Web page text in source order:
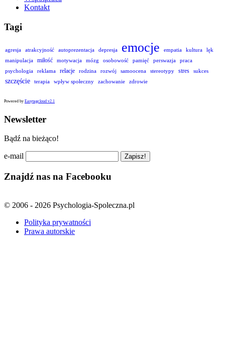
Kontakt
Tagi
agresja atrakcyjność autoprezentacja depresja emocje empatia kultura
lęk
manipulacja
miłość motywacja mózg osobowość pamięć perswazja
praca
psychologia
reklama relacje rodzina rozwój samoocena stereotypy stres sukces
szczęście terapia wpływ społeczny zachowanie zdrowie
Powered by Easytagcloud v2.1
Newsletter
Bądź na bieżąco!
e-mail
Znajdź nas na Facebooku
© 2006 - 2026 Psychologia-Spoleczna.pl
Polityka prywatności
Prawa autorskie